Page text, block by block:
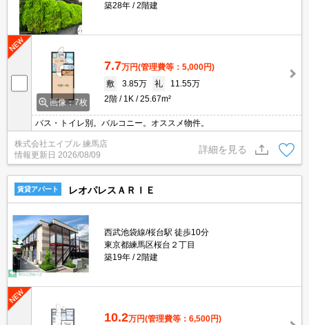
築28年
2階建
画像：7枚
7.7万円(管理費等：5,000円)
敷
3.85万 礼
11.55万
2階
1K 25.67m²
バス・トイレ別。バルコニー。オススメ物件。
株式会社エイブル 練馬店
情報更新日 2026/08/09
詳細を見る
賃貸アパート レオパレスＡＲＩＥ
西武池袋線/桜台駅 徒歩10分
東京都練馬区桜台２丁目
築19年
2階建
10.2万円(管理費等：6,500円)